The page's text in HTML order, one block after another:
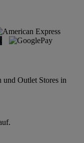
und Outlet Stores in